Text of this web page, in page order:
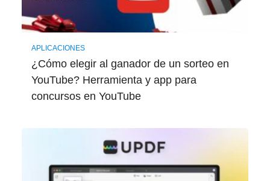
APLICACIONES
¿Cómo elegir al ganador de un sorteo en
YouTube? Herramienta y app para
concursos en YouTube